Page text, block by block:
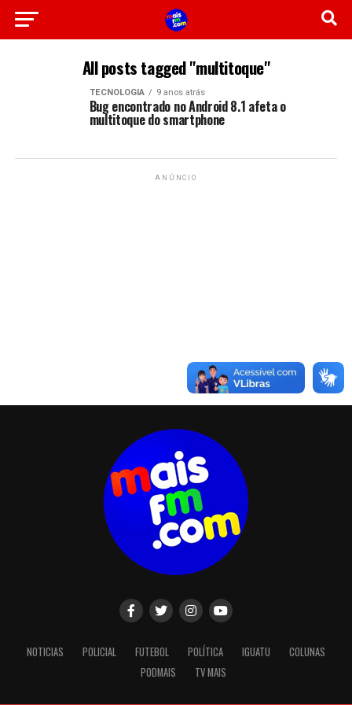
All posts tagged "multitoque"
TECNOLOGIA 9 anos atrás
Bug encontrado no Android 8.1 afeta o
multitoque do smartphone
ANÚNCIO
NOTICIAS POLICIAL FUTEBOL POLÍTICA IGUATU
COLUNAS
PODMAIS
TV MAIS